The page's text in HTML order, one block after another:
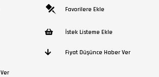
Favorilere Ekle
İstek Listeme Ekle
Fiyat Düşünce Haber Ver